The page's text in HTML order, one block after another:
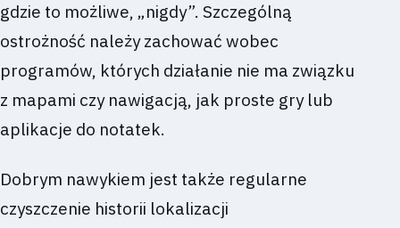
gdzie to możliwe, „nigdy”. Szczególną
ostrożność należy zachować wobec
programów, których działanie nie ma związku
z mapami czy nawigacją, jak proste gry lub
aplikacje do notatek.
Dobrym nawykiem jest także regularne
czyszczenie historii lokalizacji